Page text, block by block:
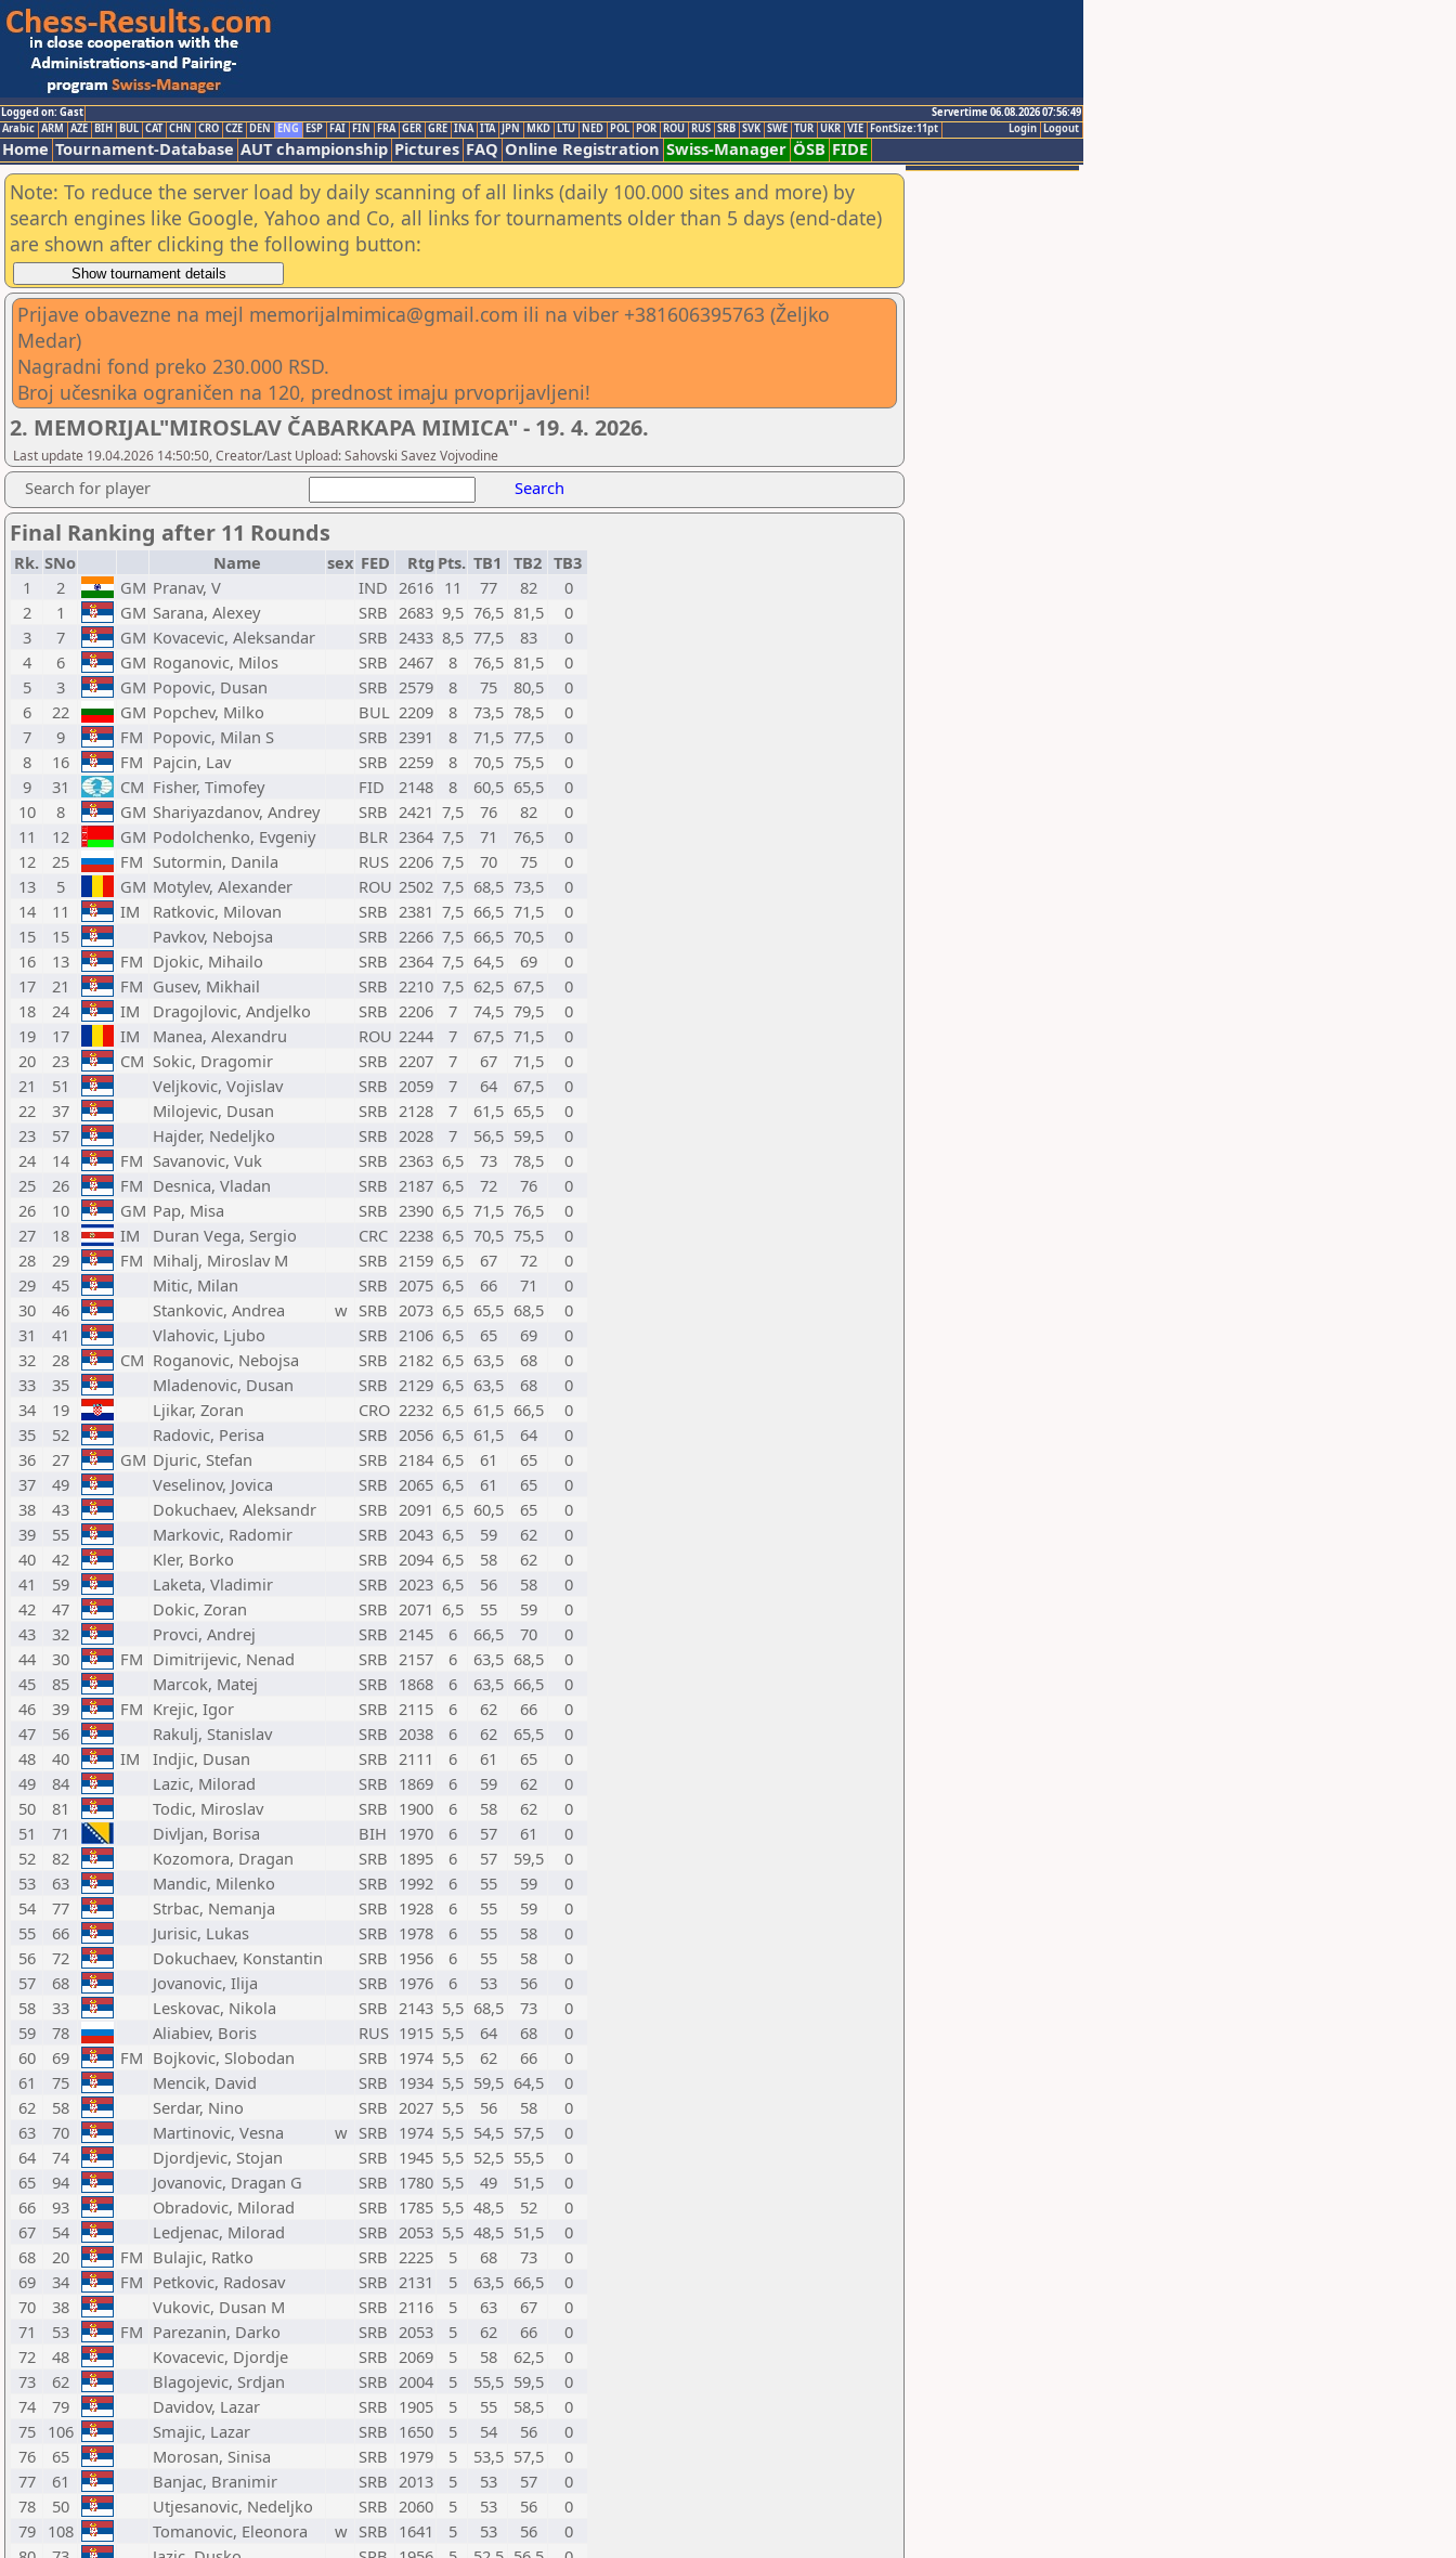
Logged on: Gast
Servertime 06.08.2026 07:56:49
Logout
Login
Arabic ARM AZE BIH BUL CAT CHN CRO CZE DEN ENG ESP FAI FIN FRA GER GRE INA ITA JPN MKD LTU NED POL POR ROU RUS SRB SVK SWE TUR UKR VIE FontSize:11pt
Home Tournament-Database AUT championship Pictures FAQ Online Registration Swiss-Manager ÖSB FIDE
Note: To reduce the server load by daily scanning of all links (daily 100.000 sites and more) by
search engines like Google, Yahoo and Co, all links for tournaments older than 5 days (end-date)
are shown after clicking the following button:
Prijave obavezne na mejl memorijalmimica@gmail.com ili na viber +381606395763 (Željko
Medar)
Nagradni fond preko 230.000 RSD.
Broj učesnika ograničen na 120, prednost imaju prvoprijavljeni!
2. MEMORIJAL"MIROSLAV ČABARKAPA MIMICA" - 19. 4. 2026.
Last update 19.04.2026 14:50:50, Creator/Last Upload: Sahovski Savez Vojvodine
Search for player Search
Final Ranking after 11 Rounds
Rk. SNo Name sex FED Rtg Pts. TB1 TB2 TB3
1
2 GM Pranav, V IND 2616 11 77 82
0
2
1 GM Sarana, Alexey SRB 2683 9,5 76,5 81,5
0
3
7 GM Kovacevic, Aleksandar SRB 2433 8,5 77,5 83
0
4
6 GM Roganovic, Milos SRB 2467 8 76,5 81,5
0
5
3 GM Popovic, Dusan SRB 2579 8 75 80,5
0
6
22 GM Popchev, Milko BUL 2209 8 73,5 78,5
0
7
9 FM Popovic, Milan S SRB 2391 8 71,5 77,5
0
8
16 FM Pajcin, Lav SRB 2259 8 70,5 75,5
0
9
31 CM Fisher, Timofey FID 2148 8 60,5 65,5
0
10
8 GM Shariyazdanov, Andrey SRB 2421 7,5 76 82
0
11
12 GM Podolchenko, Evgeniy BLR 2364 7,5 71 76,5
0
12
25 FM Sutormin, Danila RUS 2206 7,5 70 75
0
13
5 GM Motylev, Alexander ROU 2502 7,5 68,5 73,5
0
14
11 IM Ratkovic, Milovan SRB 2381 7,5 66,5 71,5
0
15
15 Pavkov, Nebojsa SRB 2266 7,5 66,5 70,5
0
16
13 FM Djokic, Mihailo SRB 2364 7,5 64,5 69
0
17
21 FM Gusev, Mikhail SRB 2210 7,5 62,5 67,5
0
18
24 IM Dragojlovic, Andjelko SRB 2206 7 74,5 79,5
0
19
17 IM Manea, Alexandru ROU 2244 7 67,5 71,5
0
20
23 CM Sokic, Dragomir SRB 2207 7 67 71,5
0
21
51 Veljkovic, Vojislav SRB 2059 7 64 67,5
0
22
37 Milojevic, Dusan SRB 2128 7 61,5 65,5
0
23
57 Hajder, Nedeljko SRB 2028 7 56,5 59,5
0
24
14 FM Savanovic, Vuk SRB 2363 6,5 73 78,5
0
25
26 FM Desnica, Vladan SRB 2187 6,5 72 76
0
26
10 GM Pap, Misa SRB 2390 6,5 71,5 76,5
0
27
18 IM Duran Vega, Sergio CRC 2238 6,5 70,5 75,5
0
28
29 FM Mihalj, Miroslav M SRB 2159 6,5 67 72
0
29
45 Mitic, Milan SRB 2075 6,5 66 71
0
30
46 Stankovic, Andrea w SRB 2073 6,5 65,5 68,5
0
31
41 Vlahovic, Ljubo SRB 2106 6,5 65 69
0
32
28 CM Roganovic, Nebojsa SRB 2182 6,5 63,5 68
0
33
35 Mladenovic, Dusan SRB 2129 6,5 63,5 68
0
34
19 Ljikar, Zoran CRO 2232 6,5 61,5 66,5
0
35
52 Radovic, Perisa SRB 2056 6,5 61,5 64
0
36
27 GM Djuric, Stefan SRB 2184 6,5 61 65
0
37
49 Veselinov, Jovica SRB 2065 6,5 61 65
0
38
43 Dokuchaev, Aleksandr SRB 2091 6,5 60,5 65
0
39
55 Markovic, Radomir SRB 2043 6,5 59 62
0
40
42 Kler, Borko SRB 2094 6,5 58 62
0
41
59 Laketa, Vladimir SRB 2023 6,5 56 58
0
42
47 Dokic, Zoran SRB 2071 6,5 55 59
0
43
32 Provci, Andrej SRB 2145 6 66,5 70
0
44
30 FM Dimitrijevic, Nenad SRB 2157 6 63,5 68,5
0
45
85 Marcok, Matej SRB 1868 6 63,5 66,5
0
46
39 FM Krejic, Igor SRB 2115 6 62 66
0
47
56 Rakulj, Stanislav SRB 2038 6 62 65,5
0
48
40 IM Indjic, Dusan SRB 2111 6 61 65
0
49
84 Lazic, Milorad SRB 1869 6 59 62
0
50
81 Todic, Miroslav SRB 1900 6 58 62
0
51
71 Divljan, Borisa BIH 1970 6 57 61
0
52
82 Kozomora, Dragan SRB 1895 6 57 59,5
0
53
63 Mandic, Milenko SRB 1992 6 55 59
0
54
77 Strbac, Nemanja SRB 1928 6 55 59
0
55
66 Jurisic, Lukas SRB 1978 6 55 58
0
56
72 Dokuchaev, Konstantin SRB 1956 6 55 58
0
57
68 Jovanovic, Ilija SRB 1976 6 53 56
0
58
33 Leskovac, Nikola SRB 2143 5,5 68,5 73
0
59
78 Aliabiev, Boris RUS 1915 5,5 64 68
0
60
69 FM Bojkovic, Slobodan SRB 1974 5,5 62 66
0
61
75 Mencik, David SRB 1934 5,5 59,5 64,5
0
62
58 Serdar, Nino SRB 2027 5,5 56 58
0
63
70 Martinovic, Vesna w SRB 1974 5,5 54,5 57,5
0
64
74 Djordjevic, Stojan SRB 1945 5,5 52,5 55,5
0
65
94 Jovanovic, Dragan G SRB 1780 5,5 49 51,5
0
66
93 Obradovic, Milorad SRB 1785 5,5 48,5 52
0
67
54 Ledjenac, Milorad SRB 2053 5,5 48,5 51,5
0
68
20 FM Bulajic, Ratko SRB 2225 5 68 73
0
69
34 FM Petkovic, Radosav SRB 2131 5 63,5 66,5
0
70
38 Vukovic, Dusan M SRB 2116 5 63 67
0
71
53 FM Parezanin, Darko SRB 2053 5 62 66
0
72
48 Kovacevic, Djordje SRB 2069 5 58 62,5
0
73
62 Blagojevic, Srdjan SRB 2004 5 55,5 59,5
0
74
79 Davidov, Lazar SRB 1905 5 55 58,5
0
75 106 Smajic, Lazar SRB 1650 5 54 56
0
76
65 Morosan, Sinisa SRB 1979 5 53,5 57,5
0
77
61 Banjac, Branimir SRB 2013 5 53 57
0
78
50 Utjesanovic, Nedeljko SRB 2060 5 53 56
0
79 108 Tomanovic, Eleonora w SRB 1641 5 53 56
0